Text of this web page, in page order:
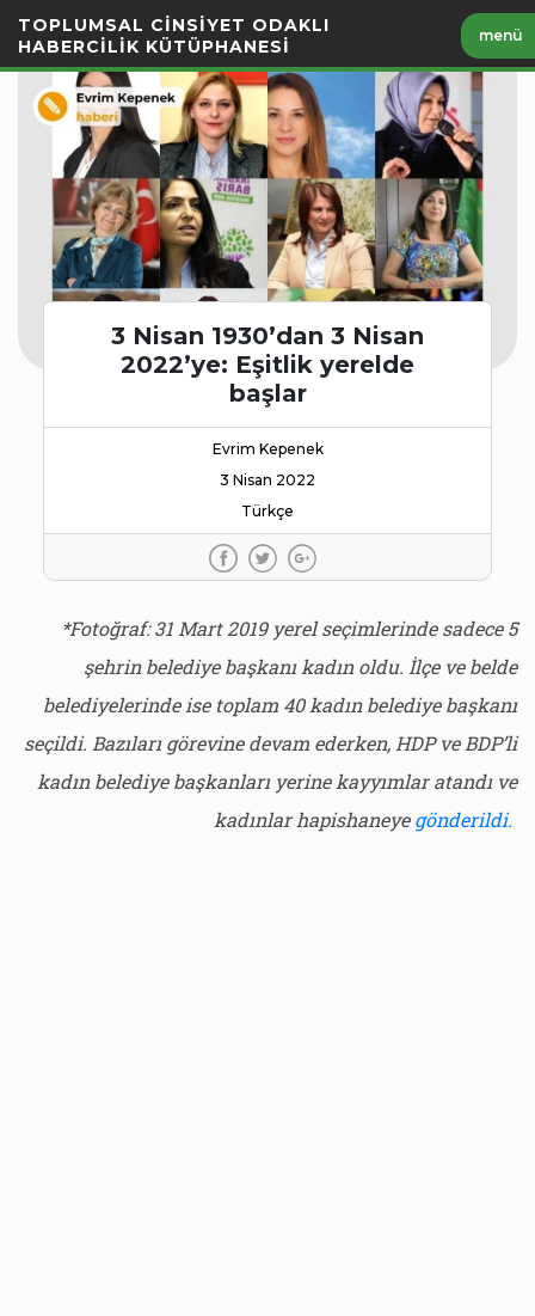
Geç
TOPLUMSAL CİNSİYET ODAKLI
HABERCİLİK KÜTÜPHANESİ
menü
3 Nisan 1930’dan 3 Nisan
2022’ye: Eşitlik yerelde
başlar
Evrim Kepenek
3 Nisan 2022
Türkçe
*Fotoğraf: 31 Mart 2019 yerel seçimlerinde sadece 5
şehrin belediye başkanı kadın oldu. İlçe ve belde
belediyelerinde ise toplam 40 kadın belediye başkanı
seçildi. Bazıları görevine devam ederken, HDP ve BDP’li
kadın belediye başkanları yerine kayyımlar atandı ve
kadınlar hapishaneyegönderildi.